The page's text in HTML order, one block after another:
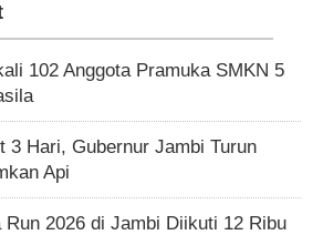
102 Anggota Pramuka SMKN 5
3 Hari, Gubernur Jambi Turun
Api
2026 di Jambi Diikuti 12 Ribu